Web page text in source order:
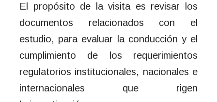
El propósito de la visita es revisar los
documentos relacionados con el
estudio, para evaluar la conducción y el
cumplimiento de los requerimientos
regulatorios institucionales, nacionales e
internacionales que rigen